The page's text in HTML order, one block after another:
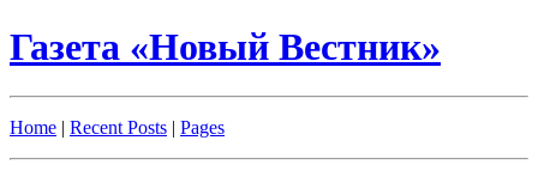
Газета «Новый Вестник»
Home | Recent Posts | Pages